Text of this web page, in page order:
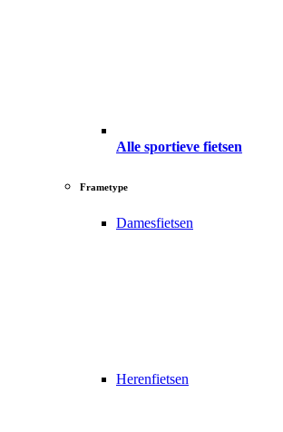
Alle sportieve fietsen
Frametype
Damesfietsen
Herenfietsen